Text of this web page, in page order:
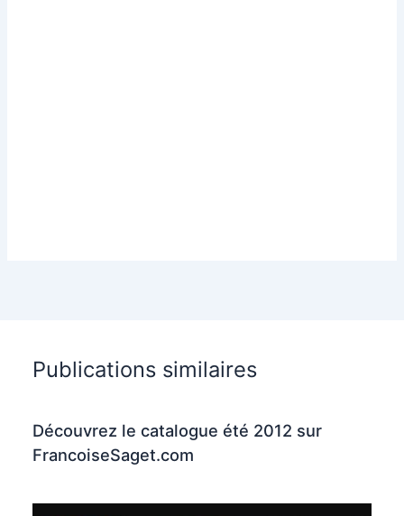
Publications similaires
Découvrez le catalogue été 2012 sur
FrancoiseSaget.com